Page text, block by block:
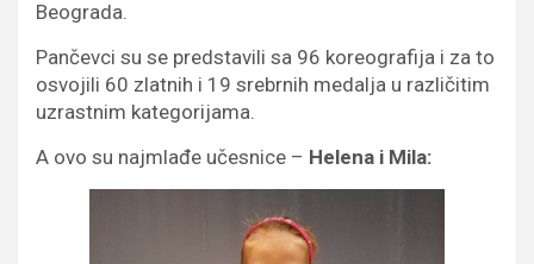
Beograda.
Pančevci su se predstavili sa 96 koreografija i za to
osvojili 60 zlatnih i 19 srebrnih medalja u različitim
uzrastnim kategorijama.
A ovo su najmlađe učesnice – Helena i Mila: